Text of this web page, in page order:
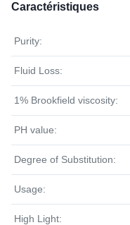
Caractéristiques
Purity:
Fluid Loss:
1% Brookfield viscosity:
PH value:
Degree of Substitution:
Usage:
High Light: